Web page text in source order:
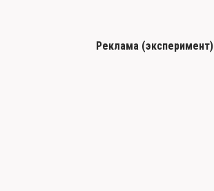
Реклама (эксперимент)